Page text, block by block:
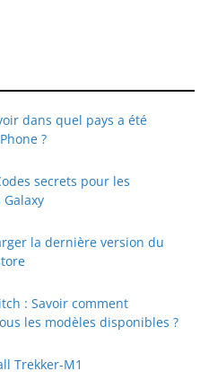
dans quel pays a été
?
secrets pour les
la dernière version du
: Savoir comment
les modèles disponibles ?
Trekker-M1